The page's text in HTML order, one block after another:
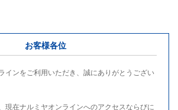
お客様各位
インをご利用いただき、誠にありがとうござい
現在ナルミヤオンラインへのアクセスならびに